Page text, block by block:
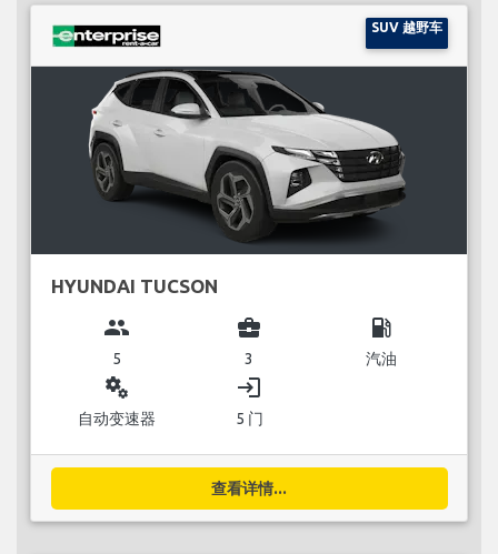
SUV 越野车
HYUNDAI TUCSON
group
5
business_center
3
local_gas_station
汽油
miscellaneous_services
自动变速器
login
5 门
查看详情...